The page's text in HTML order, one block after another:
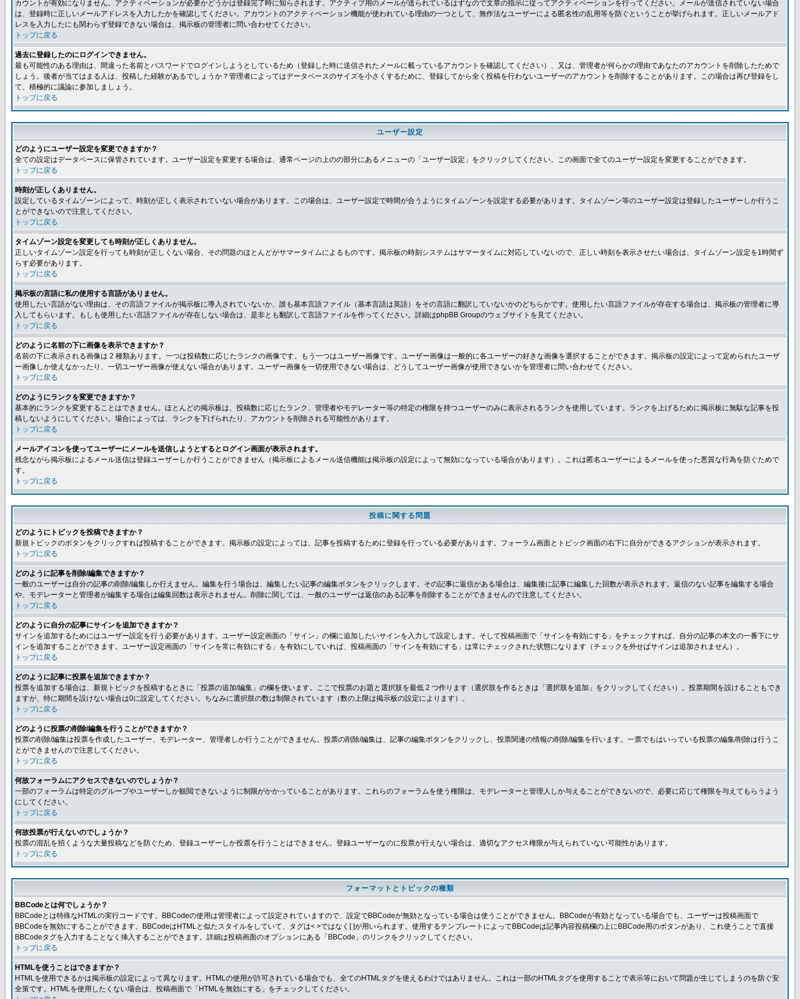
カウントが有効になりません。アクティベーションが必要かどうかは登録完了時に知らされます。アクティブ用のメールが送られているはずなので文章の指示に従ってアクティベーションを行ってください。メールが送信されていない場合
は、登録時に正しいメールアドレスを入力したかを確認してください。アカウントのアクティベーション機能が使われている理由の一つとして、無作法なユーザーによる匿名性の乱用等を防ぐということが挙げられます。正しいメールアド
レスを入力したにも関わらず登録できない場合は、掲示板の管理者に問い合わせてください。
トップに戻る
過去に登録したのにログインできません。
最も可能性のある理由は、間違った名前とパスワードでログインしようとしているため（登録した時に送信されたメールに載っているアカウントを確認してください）、又は、管理者が何らかの理由であなたのアカウントを削除したためで
しょう。後者が当てはまる人は、投稿した経験があるでしょうか？管理者によってはデータベースのサイズを小さくするために、登録してから全く投稿を行わないユーザーのアカウントを削除することがあります。この場合は再び登録をし
て、積極的に議論に参加しましょう。
トップに戻る
ユーザー設定
どのようにユーザー設定を変更できますか？
全ての設定はデータベースに保管されています。ユーザー設定を変更する場合は、通常ページの上のの部分にあるメニューの「ユーザー設定」をクリックしてください。この画面で全てのユーザー設定を変更することができます。
トップに戻る
時刻が正しくありません。
設定しているタイムゾーンによって、時刻が正しく表示されていない場合があります。この場合は、ユーザー設定で時間が合うようにタイムゾーンを設定する必要があります。タイムゾーン等のユーザー設定は登録したユーザーしか行うこ
とができないので注意してください。
トップに戻る
タイムゾーン設定を変更しても時刻が正しくありません。
正しいタイムゾーン設定を行っても時刻が正しくない場合、その問題のほとんどがサマータイムによるものです。掲示板の時刻システムはサマータイムに対応していないので、正しい時刻を表示させたい場合は、タイムゾーン設定を1時間ず
らす必要があります。
トップに戻る
掲示板の言語に私の使用する言語がありません。
使用したい言語がない理由は、その言語ファイルが掲示板に導入されていないか、誰も基本言語ファイル（基本言語は英語）をその言語に翻訳していないかのどちらかです。使用したい言語ファイルが存在する場合は、掲示板の管理者に導
入してもらいます。もしも使用したい言語ファイルが存在しない場合は、是非とも翻訳して言語ファイルを作ってください。詳細はphpBB Groupのウェブサイトを見てください。
トップに戻る
どのように名前の下に画像を表示できますか？
名前の下に表示される画像は 2 種類あります。一つは投稿数に応じたランクの画像です。もう一つはユーザー画像です。ユーザー画像は一般的に各ユーザーの好きな画像を選択することができます。掲示板の設定によって定められたユーザ
ー画像しか使えなかったり、一切ユーザー画像が使えない場合があります。ユーザー画像を一切使用できない場合は、どうしてユーザー画像が使用できないかを管理者に問い合わせてください。
トップに戻る
どのようにランクを変更できますか？
基本的にランクを変更することはできません。ほとんどの掲示板は、投稿数に応じたランク、管理者やモデレーター等の特定の権限を持つユーザーのみに表示されるランクを使用しています。ランクを上げるために掲示板に無駄な記事を投
稿しないようにしてください。場合によっては、ランクを下げられたり、アカウントを削除される可能性があります。
トップに戻る
メールアイコンを使ってユーザーにメールを送信しようとするとログイン画面が表示されます。
残念ながら掲示板によるメール送信は登録ユーザーしか行うことができません（掲示板によるメール送信機能は掲示板の設定によって無効になっている場合があります）。これは匿名ユーザーによるメールを使った悪質な行為を防ぐためで
す。
トップに戻る
投稿に関する問題
どのようにトピックを投稿できますか？
新規トピックのボタンをクリックすれば投稿することができます。掲示板の設定によっては、記事を投稿するために登録を行っている必要があります。フォーラム画面とトピック画面の右下に自分ができるアクションが表示されます。
トップに戻る
どのように記事を削除/編集できますか？
一般のユーザーは自分の記事の削除/編集しか行えません。編集を行う場合は、編集したい記事の編集ボタンをクリックします。その記事に返信がある場合は、編集後に記事に編集した回数が表示されます。返信のない記事を編集する場合
や、モデレーターと管理者が編集する場合は編集回数は表示されません。削除に関しては、一般のユーザーは返信のある記事を削除することができませんので注意してください。
トップに戻る
どのように自分の記事にサインを追加できますか？
サインを追加するためにはユーザー設定を行う必要があります。ユーザー設定画面の「サイン」の欄に追加したいサインを入力して設定します。そして投稿画面で「サインを有効にする」をチェックすれば、自分の記事の本文の一番下にサ
インを追加することができます。ユーザー設定画面の「サインを常に有効にする」を有効にしていれば、投稿画面の「サインを有効にする」は常にチェックされた状態になります（チェックを外せばサインは追加されません）。
トップに戻る
どのように記事に投票を追加できますか？
投票を追加する場合は、新規トピックを投稿するときに「投票の追加/編集」の欄を使います。ここで投票のお題と選択肢を最低 2 つ作ります（選択肢を作るときは「選択肢を追加」をクリックしてください）。投票期間を設けることもでき
ますが、特に期間を設けない場合は0に設定してください。ちなみに選択肢の数は制限されています（数の上限は掲示板の設定によります）。
トップに戻る
どのように投票の削除/編集を行うことができますか？
投票の削除/編集は投票を作成したユーザー、モデレーター、管理者しか行うことができません。投票の削除/編集は、記事の編集ボタンをクリックし、投票関連の情報の削除/編集を行います。一票でもはいっている投票の編集/削除は行うこ
とができませんので注意してください。
トップに戻る
何故フォーラムにアクセスできないのでしょうか？
一部のフォーラムは特定のグループやユーザーしか観閲できないように制限がかかっていることがあります。これらのフォーラムを使う権限は、モデレーターと管理人しか与えることができないので、必要に応じて権限を与えてもらうよう
にしてください。
トップに戻る
何故投票が行えないのでしょうか？
投票の混乱を招くような大量投稿などを防ぐため、登録ユーザーしか投票を行うことはできません。登録ユーザーなのに投票が行えない場合は、適切なアクセス権限が与えられていない可能性があります。
トップに戻る
フォーマットとトピックの種類
BBCodeとは何でしょうか？
BBCodeとは特殊なHTMLの実行コードです。BBCodeの使用は管理者によって設定されていますので、設定でBBCodeが無効となっている場合は使うことができません。BBCodeが有効となっている場合でも、ユーザーは投稿画面で
BBCodeを無効にすることができます。BBCodeはHTMLと似たスタイルをしていて、タグは< >ではなく[ ]が用いられます。使用するテンプレートによってBBCodeは記事内容投稿欄の上にBBCode用のボタンがあり、これ使うことで直接
BBCodeタグを入力することなく挿入することができます。詳細は投稿画面のオプションにある「BBCode」のリンクをクリックしてください。
トップに戻る
HTMLを使うことはできますか？
HTMLを使用できるかは掲示板の設定によって異なります。HTMLの使用が許可されている場合でも、全てのHTMLタグを使えるわけではありません。これは一部のHTMLタグを使用することで表示等において問題が生じてしまうのを防ぐ安
全策です。HTMLを使用したくない場合は、投稿画面で「HTMLを無効にする」をチェックしてください。